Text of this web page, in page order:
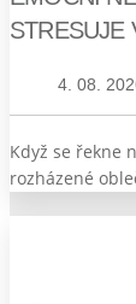
STRESUJE
4. 08.
Když se řekne
rozházené